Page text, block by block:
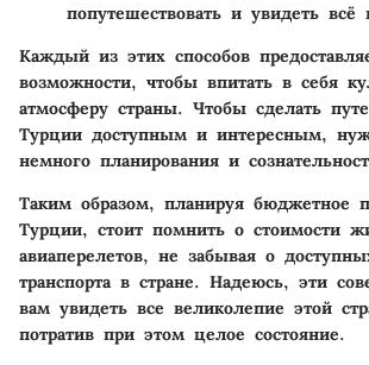
попутешествовать и увидеть
Каждый из этих способов
возможности, чтобы впитать в себя
атмосферу страны. Чтобы сделать
Турции доступным и интересным,
немного планирования и
Таким образом, планируя бюджетное
Турции, стоит помнить о стоимости
авиаперелетов, не забывая о
транспорта в стране. Надеюсь, эти
вам увидеть все великолепие этой
потратив при этом целое состояние.